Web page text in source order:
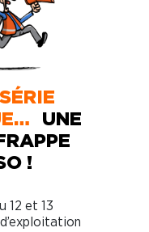
UNE
!
12 et 13